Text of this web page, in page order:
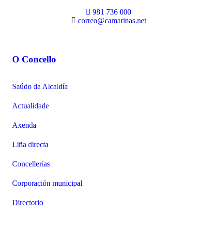
981 736 000
correo@camarinas.net
O Concello
Saúdo da Alcaldía
Actualidade
Axenda
Liña directa
Concellerías
Corporación municipal
Directorio